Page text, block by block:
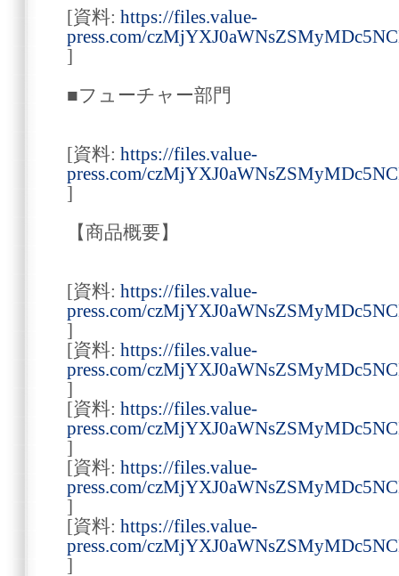
[資料: https://files.value-
press.com/
]
■フューチャー部門
[資料: https://files.value-
press.com/
]
【商品概要】
[資料: https://files.value-
press.com/
]
[資料: https://files.value-
press.com/
]
[資料: https://files.value-
press.com/
]
[資料: https://files.value-
press.com/
]
[資料: https://files.value-
press.com/
]